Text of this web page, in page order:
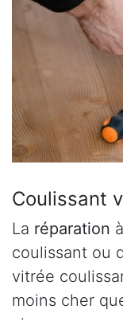
Coulissant
La réparation
coulissant ou
vitrée
moins cher